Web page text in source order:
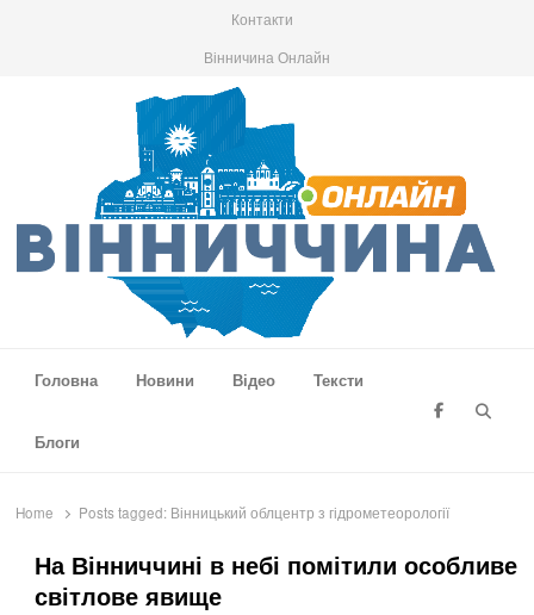
Контакти
Вінничина Онлайн
Головна
Новини Відео Тексти
Блоги
Home Posts tagged: Вінницький облцентр з гідрометеорології
На Вінниччині в небі помітили особливе
світлове явище